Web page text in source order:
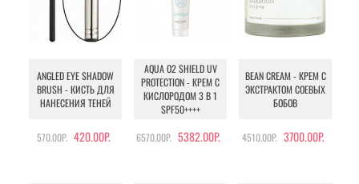
ANGLED EYE SHADOW
BRUSH - КИСТЬ ДЛЯ
НАНЕСЕНИЯ ТЕНЕЙ
570.00Р. 420.00Р.
AQUA O2 SHIELD UV
PROTECTION - КРЕМ С
КИСЛОРОДОМ 3 В 1
SPF50++++
6570.00Р. 5382.00Р.
BEAN CREAM - КРЕМ С
ЭКСТРАКТОМ СОЕВЫХ
БОБОВ
4510.00Р. 3700.00Р.